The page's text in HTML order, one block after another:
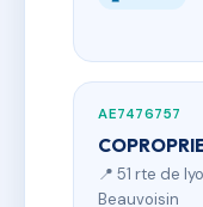
AE7476757
📍 51 rte de
Beauvoisin